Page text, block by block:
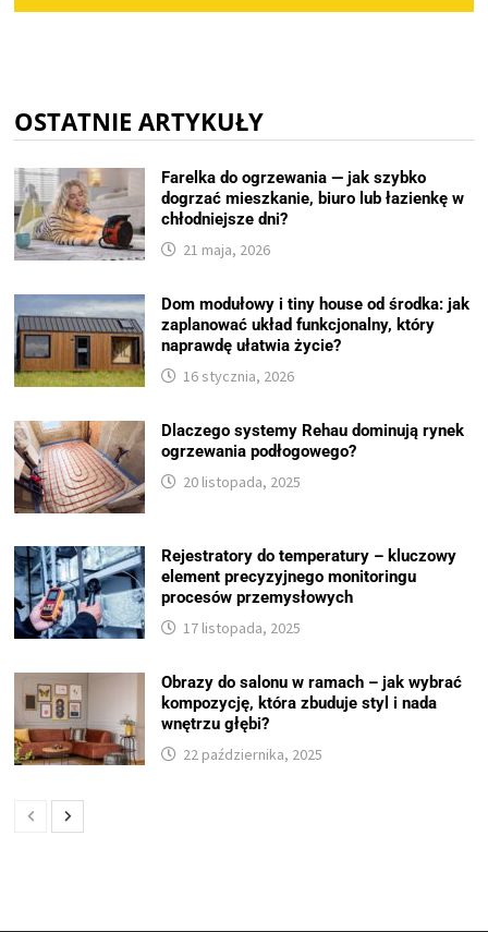
OSTATNIE ARTYKUŁY
Farelka do ogrzewania — jak szybko
dogrzać mieszkanie, biuro lub łazienkę w
chłodniejsze dni?
21 maja, 2026
Dom modułowy i tiny house od środka: jak
zaplanować układ funkcjonalny, który
naprawdę ułatwia życie?
16 stycznia, 2026
Dlaczego systemy Rehau dominują rynek
ogrzewania podłogowego?
20 listopada, 2025
Rejestratory do temperatury – kluczowy
element precyzyjnego monitoringu
procesów przemysłowych
17 listopada, 2025
Obrazy do salonu w ramach – jak wybrać
kompozycję, która zbuduje styl i nada
wnętrzu głębi?
22 października, 2025